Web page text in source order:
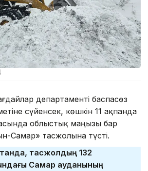
департаменті баспасөз
сүйенсек, көшкін 11 ақпанда
облыстық маңызы бар
Самар» тасжолына түсті.
тасжолдың 132
Самар ауданының